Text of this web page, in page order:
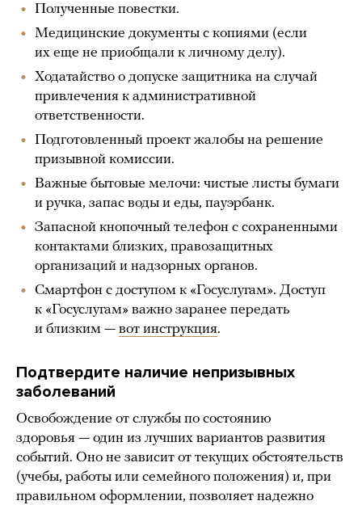
Полученные повестки.
Медицинские документы с копиями (если
их еще не приобщали к личному делу).
Ходатайство о допуске защитника на случай
привлечения к административной
ответственности.
Подготовленный проект жалобы на решение
призывной комиссии.
Важные бытовые мелочи: чистые листы бумаги
и ручка, запас воды и еды, пауэрбанк.
Запасной кнопочный телефон с сохраненными
контактами близких, правозащитных
организаций и надзорных органов.
Смартфон с доступом к «Госуслугам». Доступ
к «Госуслугам» важно заранее передать
и близким — вот инструкция.
Подтвердите наличие непризывных
заболеваний
Освобождение от службы по состоянию
здоровья — один из лучших вариантов развития
событий. Оно не зависит от текущих обстоятельств
(учебы, работы или семейного положения) и, при
правильном оформлении, позволяет надежно